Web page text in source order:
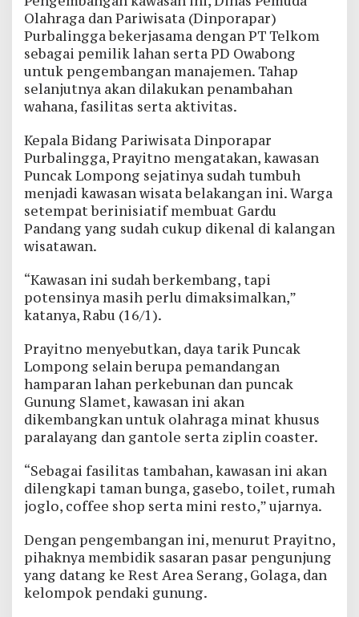
Olahraga dan Pariwisata (Dinporapar)
Purbalingga bekerjasama dengan PT Telkom
sebagai pemilik lahan serta PD Owabong
untuk pengembangan manajemen. Tahap
selanjutnya akan dilakukan penambahan
wahana, fasilitas serta aktivitas.
Kepala Bidang Pariwisata Dinporapar
Purbalingga, Prayitno mengatakan, kawasan
Puncak Lompong sejatinya sudah tumbuh
menjadi kawasan wisata belakangan ini. Warga
setempat berinisiatif membuat Gardu
Pandang yang sudah cukup dikenal di kalangan
wisatawan.
“Kawasan ini sudah berkembang, tapi
potensinya masih perlu dimaksimalkan,”
katanya, Rabu (16/1).
Prayitno menyebutkan, daya tarik Puncak
Lompong selain berupa pemandangan
hamparan lahan perkebunan dan puncak
Gunung Slamet, kawasan ini akan
dikembangkan untuk olahraga minat khusus
paralayang dan gantole serta ziplin coaster.
“Sebagai fasilitas tambahan, kawasan ini akan
dilengkapi taman bunga, gasebo, toilet, rumah
joglo, coffee shop serta mini resto,” ujarnya.
Dengan pengembangan ini, menurut Prayitno,
pihaknya membidik sasaran pasar pengunjung
yang datang ke Rest Area Serang, Golaga, dan
kelompok pendaki gunung.